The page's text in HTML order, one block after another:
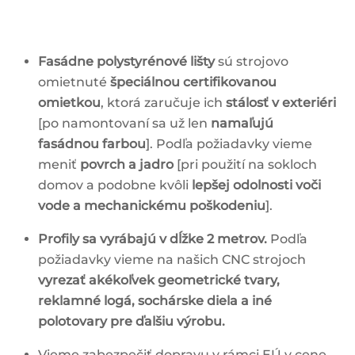
Fasádne polystyrénové lištysú strojovo
omietnuté špeciálnou certifikovanou
omietkou, ktorá zaručuje ich stálosť v exteriéri
[po namontovaní sa už len namaľujú
fasádnou farbou]. Podľa požiadavky vieme
meniť povrch a jadro [pri použití na sokloch
domov a podobne kvôli lepšej odolnosti voči
vode a mechanickému poškodeniu].
Profily sa vyrábajú v dĺžke 2 metrov. Podľa
požiadavky vieme na našich CNC strojoch
vyrezať akékoľvek geometrické tvary,
reklamné logá, sochárske diela a iné
polotovary pre ďalšiu výrobu.